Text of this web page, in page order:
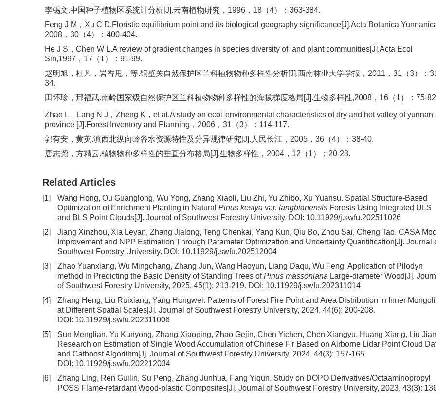
李锡文.中国种子植物区系统计分析[J].云南植物研究，1996，18（4）：363-384.
Feng J M，Xu C D.Floristic equilibrium point and its biological geography significance[J].Acta Botanica Yunnanica
2008，30（4）：400-404.
He J S，Chen W L.A review of gradient changes in species diversity of land plant communities[J].Acta Ecol
Sin,1997，17（1）：91-99.
赵明旭，杜凡，岩香甩，等.铜壁关自然保护区兰科植物物种多样性分析[J].西南林业大学学报，2011，31（3）：
34.
田怀珍，邢福武.南岭国家级自然保护区兰科植物物种多样性的海拔梯度格局[J].生物多样性,2008，16（1）：75-
Zhao L，Lang N J，Zheng K，et al.A study on ecoenvironmental characteristics of dry and hot valley of yunnan
province [J].Forest Inventory and Planning，2006，31（3）：114-117.
郭有安，黄英.滇西北纵向岭谷水资源特性及分异规律研究[J].人民长江，2005，36（4）：38-40.
唐志尧，方精云.植物物种多样性的垂直分布格局[J].生物多样性，2004，12（1）：20-28.
Related Articles
[1] Wang Hong, Ou Guanglong, Wu Yong, Zhang Xiaoli, Liu Zhi, Yu Zhibo, Xu Yuansu. Spatial Structure-Based
Optimization of Enrichment Planting in Natural Pinus kesiya var. langbianensis Forests Using Integrated ULS
and BLS Point Clouds[J]. Journal of Southwest Forestry University. DOI: 10.11929/j.swfu.202511026
[2]
Jiang Xinzhou, Xia Leyan, Zhang Jialong, Teng Chenkai, Yang Kun, Qiu Bo, Zhou Sai, Cheng Tao. CASA
Improvement and NPP Estimation Through Parameter Optimization and Uncertainty Quantification[J]. Journal
Southwest Forestry University. DOI: 10.11929/j.swfu.202512004
[3]
Zhao Yuanxiang, Wu Mingchang, Zhang Jun, Wang Haoyun, Liang Daqu, Wu Feng. Application of Pilodyn
method in Predicting the Basic Density of Standing Trees ofPinus massoniana Large-diameter Wood [J].
of Southwest Forestry University, 2025, 45(1): 213-219. DOI: 10.11929/j.swfu.202311014
[4]
Zhang Heng, Liu Ruixiang, Yang Hongwei. Patterns of Forest Fire Point and Area Distribution in Inner
at Different Spatial Scales[J]. Journal of Southwest Forestry University, 2024, 44(6): 200-208.
DOI: 10.11929/j.swfu.202311006
[5]
Sun Menglian, Yu Kunyong, Zhang Xiaoping, Zhao Gejin, Chen Yichen, Chen Xiangyu, Huang Xiang, Liu
Research on Estimation of Single Wood Accumulation of Chinese Fir Based on Airborne Lidar Point Cloud
and Catboost Algorithm[J]. Journal of Southwest Forestry University, 2024, 44(3): 157-165.
DOI: 10.11929/j.swfu.202212034
[6]
Zhang Ling, Ren Guilin, Su Peng, Zhang Junhua, Fang Yiqun. Study on DOPO Derivatives/Octaaminopropyl
POSS Flame-retardant Wood-plastic Composites[J]. Journal of Southwest Forestry University, 2023, 43(3):